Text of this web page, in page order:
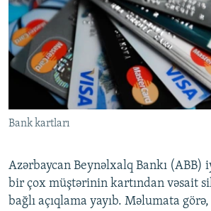
Bank kartları
Azərbaycan Beynəlxalq Bankı (ABB)
bir çox müştərinin kartından vəsait
bağlı açıqlama yayıb. Məlumata